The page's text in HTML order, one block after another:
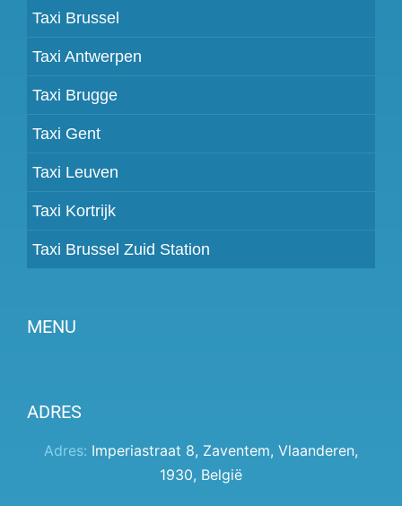
Taxi Brussel
Taxi Antwerpen
Taxi Brugge
Taxi Gent
Taxi Leuven
Taxi Kortrijk
Taxi Brussel Zuid Station
MENU
Prijzen
Klantenpaneel
ADRES
Adres: Imperiastraat 8, Zaventem, Vlaanderen,
1930, België